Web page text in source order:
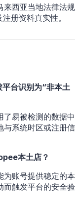
来西亚当地法律法规
册资料真实性。
台识别为“非本土
了易被检测的数据中
与系统时区或注册信
本土店？
为账号提供稳定的本
而触发平台的安全验